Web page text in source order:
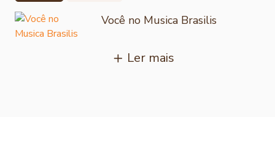
Você no Musica Brasilis
Ler mais